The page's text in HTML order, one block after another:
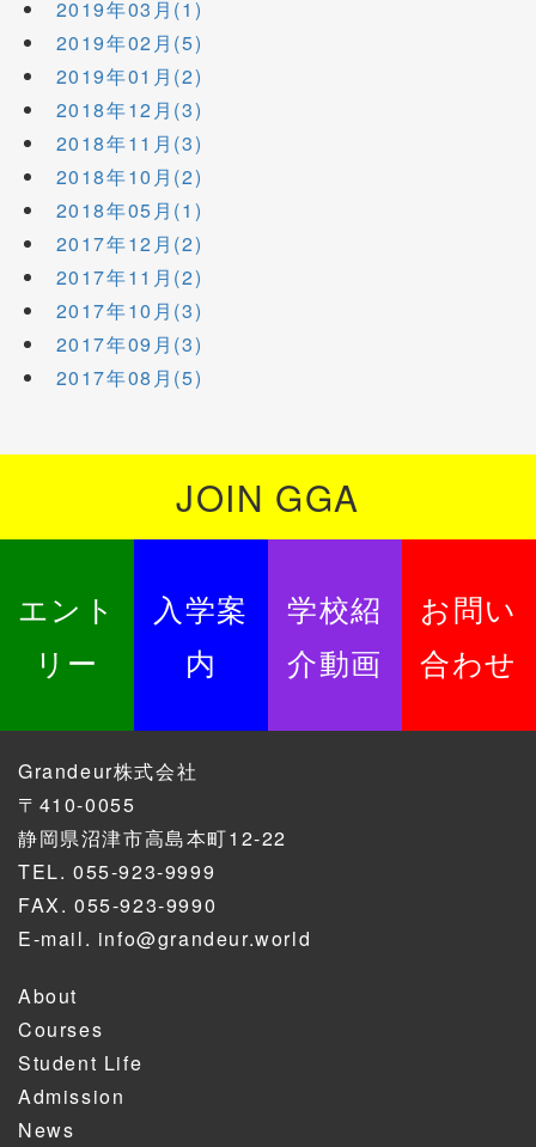
2019年03月(1)
2019年02月(5)
2019年01月(2)
2018年12月(3)
2018年11月(3)
2018年10月(2)
2018年05月(1)
2017年12月(2)
2017年11月(2)
2017年10月(3)
2017年09月(3)
2017年08月(5)
JOIN GGA
エント
リー
入学案
内
学校紹
介動画
お問い
合わせ
Grandeur株式会社
〒410-0055
静岡県沼津市高島本町12-22
TEL. 055-923-9999
FAX. 055-923-9990
E-mail. info@grandeur.world
About
Courses
Student Life
Admission
News